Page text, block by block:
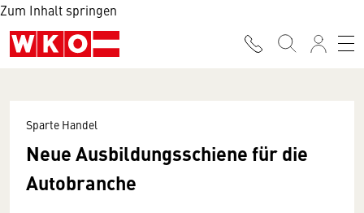
Zum Inhalt springen
Sparte Handel
Neue Ausbildungsschiene für die
Autobranche